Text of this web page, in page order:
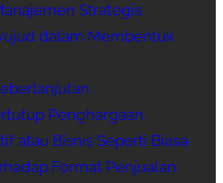
Strategis
dalam Membentuk
Penghargaan
atau Bisnis Seperti Biasa
Format Penjualan